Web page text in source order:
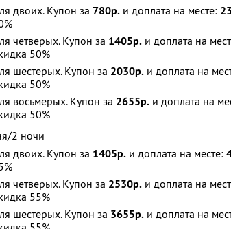
двоих. Купон за 780р. и доплата на месте:
четверых. Купон за 1405р. и доплата на
50%
шестерых. Купон за 2030р. и доплата на
50%
восьмерых. Купон за 2655р. и доплата на
50%
2 ночи
двоих. Купон за 1405р. и доплата на месте:
четверых. Купон за 2530р. и доплата на
55%
шестерых. Купон за 3655р. и доплата на